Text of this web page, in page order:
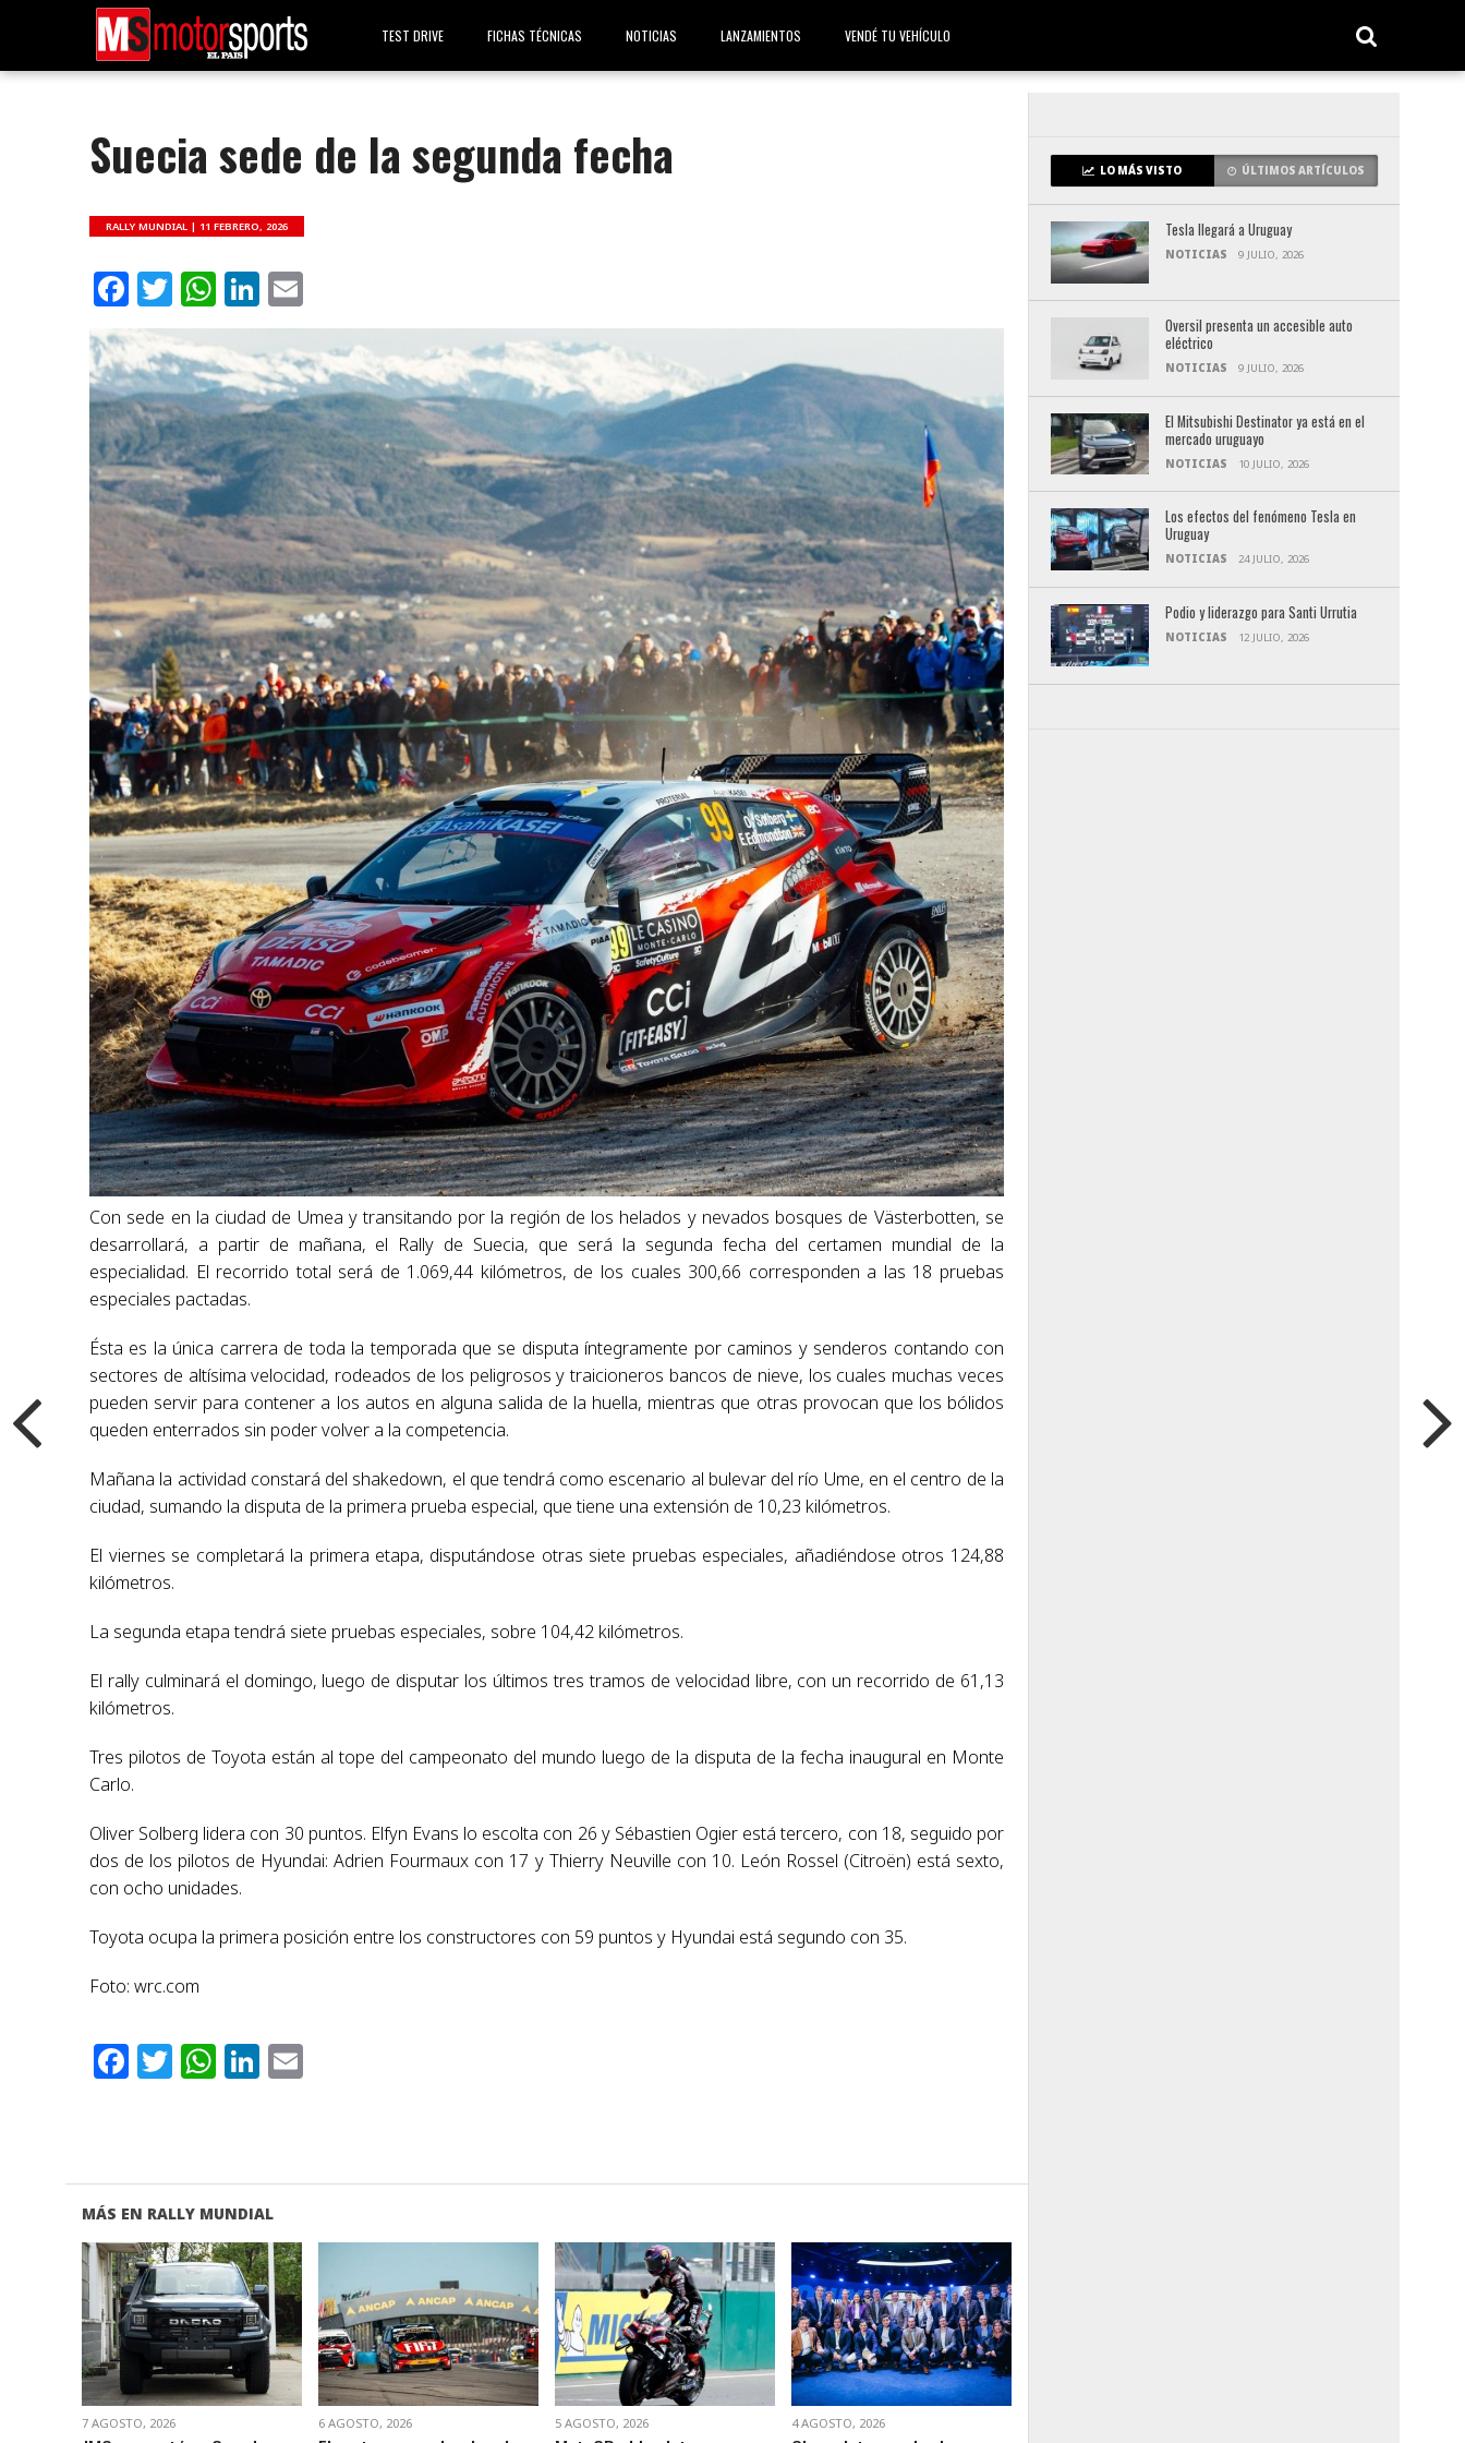
TEST DRIVE FICHAS TÉCNICAS NOTICIAS LANZAMIENTOS VENDÉ TU VEHÍCULO
Suecia sede de la segunda fecha
RALLY MUNDIAL | 11 FEBRERO, 2026
Facebook
Twitter
WhatsApp
LinkedIn
Con sede en la ciudad de Umea y transitando por la región de los helados y nevados bosques de Västerbotten, se
desarrollará, a partir de mañana, el Rally de Suecia, que será la segunda fecha del certamen mundial de la
especialidad. El recorrido total será de 1.069,44 kilómetros, de los cuales 300,66 corresponden a las 18 pruebas
especiales pactadas.
Ésta es la única carrera de toda la temporada que se disputa íntegramente por caminos y senderos contando con
sectores de altísima velocidad, rodeados de los peligrosos y traicioneros bancos de nieve, los cuales muchas veces
pueden servir para contener a los autos en alguna salida de la huella, mientras que otras provocan que los bólidos
queden enterrados sin poder volver a la competencia.
Mañana la actividad constará del shakedown, el que tendrá como escenario al bulevar del río Ume, en el centro de la
ciudad, sumando la disputa de la primera prueba especial, que tiene una extensión de 10,23 kilómetros.
El viernes se completará la primera etapa, disputándose otras siete pruebas especiales, añadiéndose otros 124,88
kilómetros.
La segunda etapa tendrá siete pruebas especiales, sobre 104,42 kilómetros.
El rally culminará el domingo, luego de disputar los últimos tres tramos de velocidad libre, con un recorrido de 61,13
kilómetros.
Tres pilotos de Toyota están al tope del campeonato del mundo luego de la disputa de la fecha inaugural en Monte
Carlo.
Oliver Solberg lidera con 30 puntos. Elfyn Evans lo escolta con 26 y Sébastien Ogier está tercero, con 18, seguido por
dos de los pilotos de Hyundai: Adrien Fourmaux con 17 y Thierry Neuville con 10. León Rossel (Citroën) está sexto,
con ocho unidades.
Toyota ocupa la primera posición entre los constructores con 59 puntos y Hyundai está segundo con 35.
Foto: wrc.com
Facebook
Twitter
WhatsApp
LinkedIn
MÁS EN RALLY MUNDIAL
VER NOTA
7 AGOSTO, 2026
VER NOTA
6 AGOSTO, 2026
VER NOTA
5 AGOSTO, 2026
VER NOTA
4 AGOSTO, 2026
LO MÁS VISTO ÚLTIMOS ARTÍCULOS
Tesla llegará a Uruguay
NOTICIAS 9 JULIO, 2026
Oversil presenta un accesible auto
eléctrico
NOTICIAS 9 JULIO, 2026
El Mitsubishi Destinator ya está en el
mercado uruguayo
NOTICIAS 10 JULIO, 2026
Los efectos del fenómeno Tesla en
Uruguay
NOTICIAS 24 JULIO, 2026
Podio y liderazgo para Santi Urrutia
NOTICIAS 12 JULIO, 2026